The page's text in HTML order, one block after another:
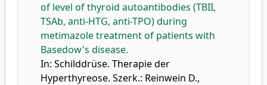
of level of thyroid autoantibodies (TBII,
TSAb, anti-HTG, anti-TPO) during
metimazole treatment of patients with
Basedow's disease.
In: Schilddrüse. Therapie der
Hyperthyreose. Szerk.: Reinwein D.,